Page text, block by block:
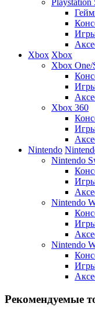
Playstation
Xbox Xbox
Xbox One/
Xbox 360
Nintendo
Nintendo
Nintendo
Nintendo
Рекомендуемые